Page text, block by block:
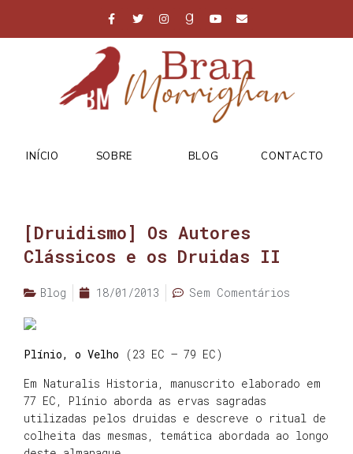
INÍCIO SOBRE BLOG CONTACTO
[Druidismo] Os Autores
Clássicos e os Druidas II
Blog 18/01/2013 Sem Comentários
Plínio, o Velho (23 EC – 79 EC)
Em Naturalis Historia, manuscrito elaborado em
77 EC, Plínio aborda as ervas sagradas
utilizadas pelos druidas e descreve o ritual de
colheita das mesmas, temática abordada ao longo